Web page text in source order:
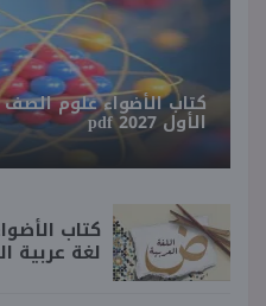
كتاب الأضواء علوم الصف
الأول 2027 pdf
كتاب
لغة عربية